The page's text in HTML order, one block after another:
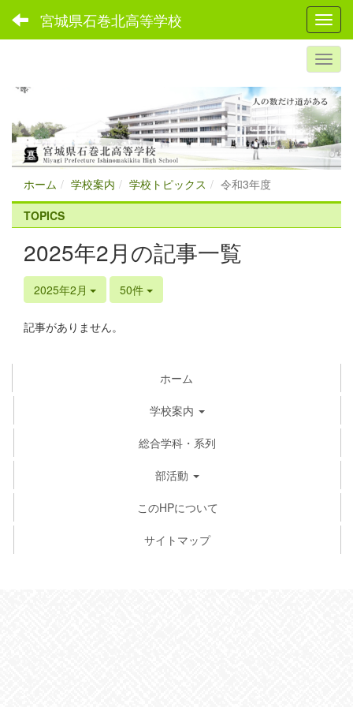
宮城県石巻北高等学校
ホーム 学校案内 学校トピックス
令和3年度
TOPICS
2025年2月の記事一覧
2025年2月 50件
記事がありません。
ホーム
学校案内
総合学科・系列
部活動
このHPについて
サイトマップ